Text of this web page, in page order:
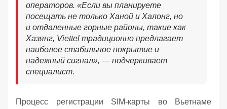
операторов. «Если вы планируете
посещать не только Ханой и Халонг, но
и отдаленные горные районы, такие как
Хазянг, Viettel традиционно предлагает
наиболее стабильное покрытие и
надежный сигнал», — подчеркивает
специалист.
Процесс регистрации SIM-карты во Вьетнаме